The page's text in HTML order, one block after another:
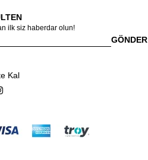
ilk siz haberdar olun!
GÖNDER
Kal